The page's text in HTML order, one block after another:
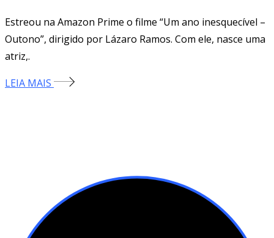
Estreou na Amazon Prime o filme “Um ano inesquecível –
Outono”, dirigido por Lázaro Ramos. Com ele, nasce uma
atriz,.
LEIA MAIS